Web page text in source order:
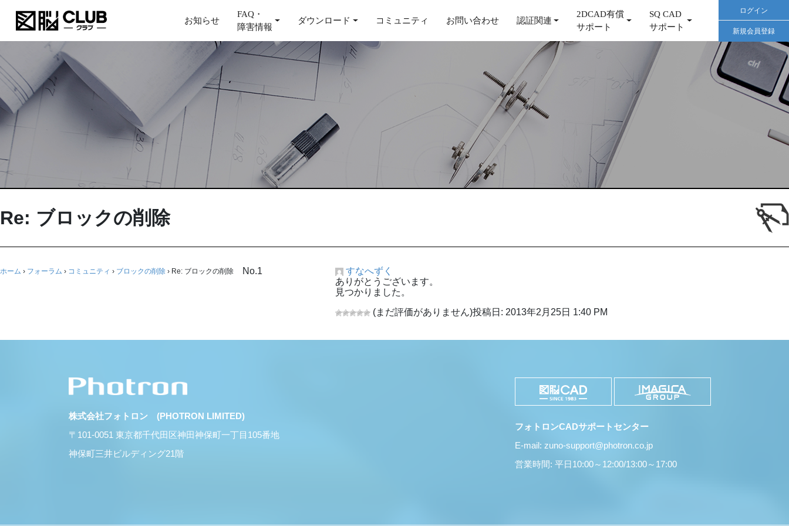
お知らせ
FAQ・
障害情報
ダウンロード コミュニティ お問い合わせ 認証関連
2DCAD有償
サポート
SQ CAD
サポート
ログイン
新規会員登録
Re: ブロックの削除
ホーム › フォーラム › コミュニティ › ブロックの削除 › Re: ブロックの削除 No.1
すなへずく
ありがとうございます。
見つかりました。
(まだ評価がありません)投稿日: 2013年2月25日 1:40 PM
株式会社フォトロン (PHOTRON LIMITED)
〒101-0051 東京都千代田区神田神保町一丁目105番地
神保町三井ビルディング21階
フォトロンCADサポートセンター
E-mail: zuno-support@photron.co.jp
営業時間: 平日10:00～12:00/13:00～17:00